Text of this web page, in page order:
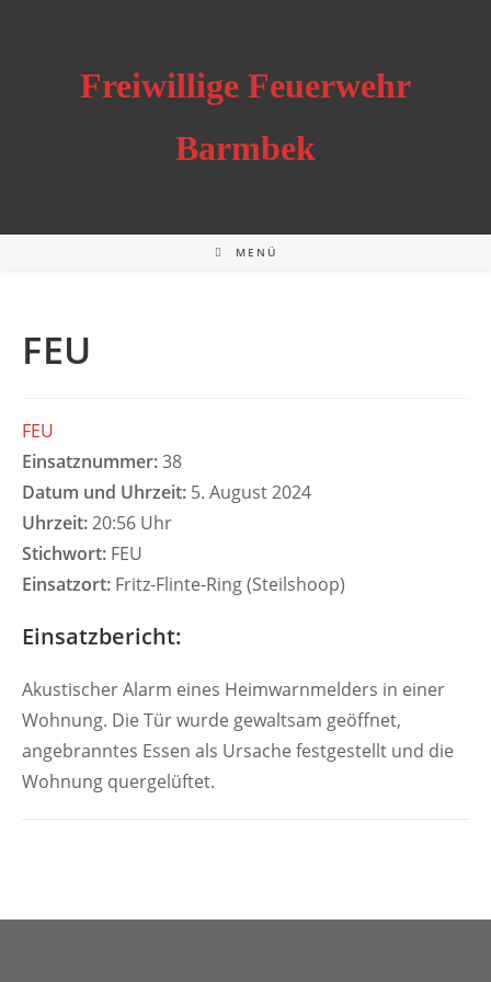
Freiwillige Feuerwehr
Barmbek
MENÜ
FEU
FEU
Einsatznummer:38
Datum und Uhrzeit: 5. August 2024
Uhrzeit:20:56 Uhr
Stichwort: FEU
Einsatzort: Fritz-Flinte-Ring (Steilshoop)
Einsatzbericht:
Akustischer Alarm eines Heimwarnmelders in einer
Wohnung. Die Tür wurde gewaltsam geöffnet,
angebranntes Essen als Ursache festgestellt und die
Wohnung quergelüftet.